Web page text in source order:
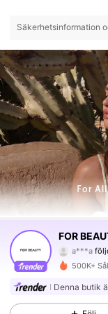
Säkerhetsinformation
FORa***a
w***t är
4.86
88K
4.86 88K
500K+
Denna butik